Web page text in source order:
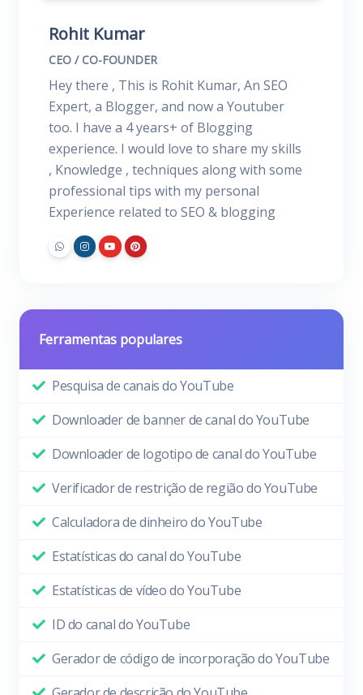
Rohit Kumar
CEO / CO-FOUNDER
Hey there , This is Rohit Kumar, An SEO
Expert, a Blogger, and now a Youtuber
too. I have a 4 years+ of Blogging
experience. I would love to share my skills
, Knowledge , techniques along with some
professional tips with my personal
Experience related to SEO & blogging
Ferramentas populares
Pesquisa de canais do YouTube
Downloader de banner de canal do YouTube
Downloader de logotipo de canal do YouTube
Verificador de restrição de região do YouTube
Calculadora de dinheiro do YouTube
Estatísticas do canal do YouTube
Estatísticas de vídeo do YouTube
ID do canal do YouTube
Gerador de código de incorporação do YouTube